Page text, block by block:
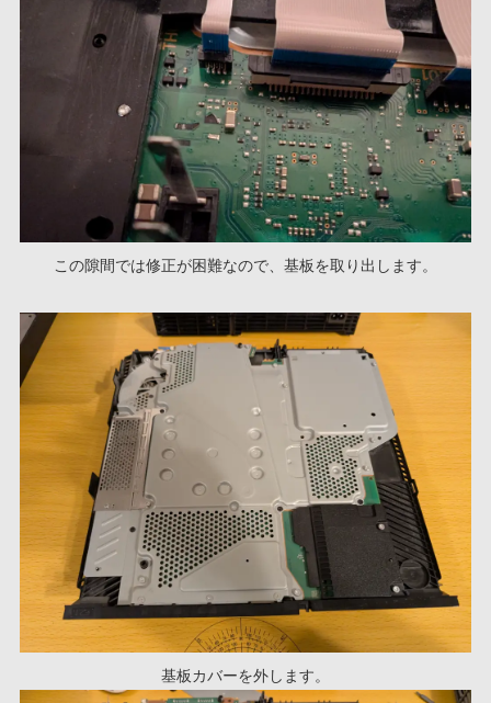
この隙間では修正が困難なので、基板を取り出します。
基板カバーを外します。